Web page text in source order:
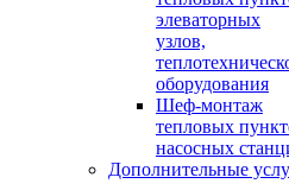
элеваторных
узлов,
оборудования
Шеф-монтаж
тепловых
насосных
Дополнительные